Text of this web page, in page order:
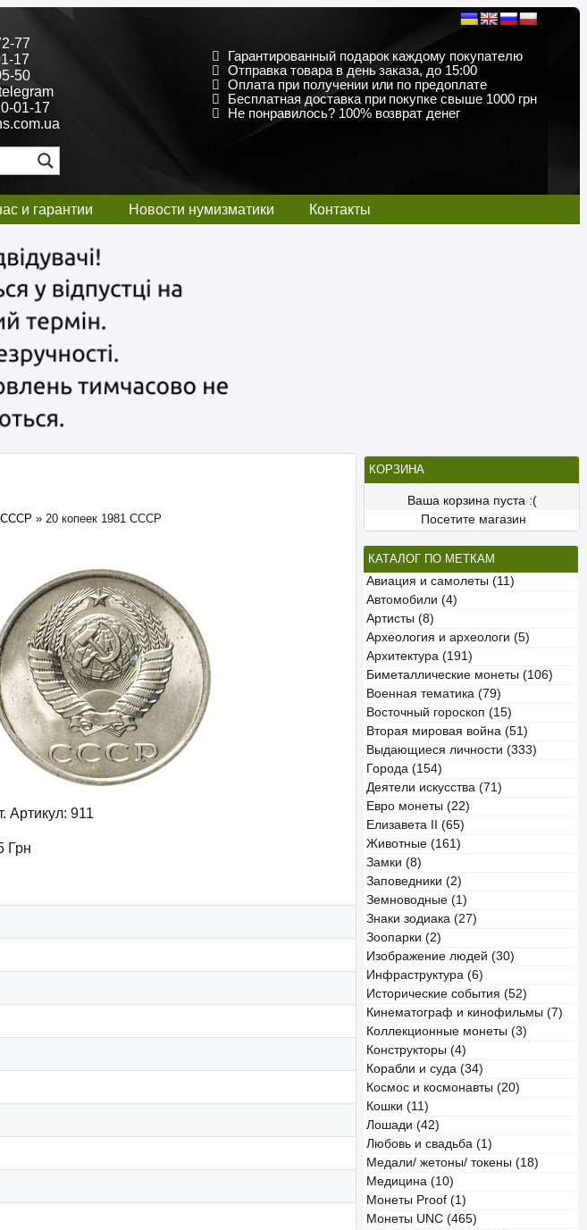
77
17
50
01-17
Гарантированный подарок каждому покупателю
Отправка товара в день заказа, до 15:00
Оплата при получении или по предоплате
Бесплатная доставка при покупке свыше 1000 грн
Не понравилось? 100% возврат денег
и гарантии Новости нумизматики Контакты
КОРЗИНА
Ваша корзина пуста :(
Посетите магазин
КАТАЛОГ ПО МЕТКАМ
Авиация и самолеты (11)
Автомобили (4)
Артисты (8)
Археология и археологи (5)
Архитектура (191)
Биметаллические монеты (106)
Военная тематика (79)
Восточный гороскоп (15)
Вторая мировая война (51)
Выдающиеся личности (333)
Города (154)
Деятели искусства (71)
Евро монеты (22)
Елизавета II (65)
Животные (161)
Замки (8)
Заповедники (2)
Земноводные (1)
Знаки зодиака (27)
Зоопарки (2)
Изображение людей (30)
Инфраструктура (6)
Исторические события (52)
Кинематограф и кинофильмы (7)
Коллекционные монеты (3)
Конструкторы (4)
Корабли и суда (34)
Космос и космонавты (20)
Кошки (11)
Лошади (42)
Любовь и свадьба (1)
Медали/ жетоны/ токены (18)
Медицина (10)
Монеты Proof (1)
Монеты UNC (465)
СССР » 20 копеек 1981 СССР
Артикул: 911
Грн